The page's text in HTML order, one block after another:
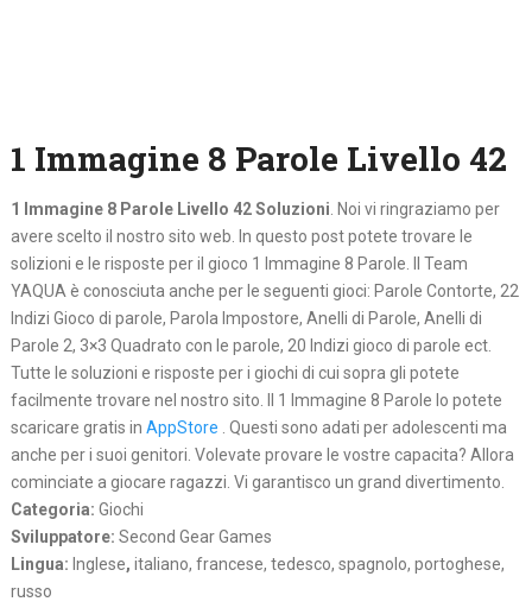
1 Immagine 8 Parole Livello 42
1 Immagine 8 Parole Livello 42 Soluzioni. Noi vi ringraziamo per
avere scelto il nostro sito web. In questo post potete trovare le
solizioni e le risposte per il gioco 1 Immagine 8 Parole. Il Team
YAQUA è conosciuta anche per le seguenti gioci: Parole Contorte, 22
Indizi Gioco di parole, Parola Impostore, Anelli di Parole, Anelli di
Parole 2, 3×3 Quadrato con le parole, 20 Indizi gioco di parole ect.
Tutte le soluzioni e risposte per i giochi di cui sopra gli potete
facilmente trovare nel nostro sito. Il 1 Immagine 8 Parole lo potete
scaricare gratis in AppStore . Questi sono adati per adolescenti ma
anche per i suoi genitori. Volevate provare le vostre capacita? Allora
cominciate a giocare ragazzi. Vi garantisco un grand divertimento.
Categoria: Giochi
Sviluppatore: Second Gear Games
Lingua: Inglese, italiano, francese, tedesco, spagnolo, portoghese,
russo